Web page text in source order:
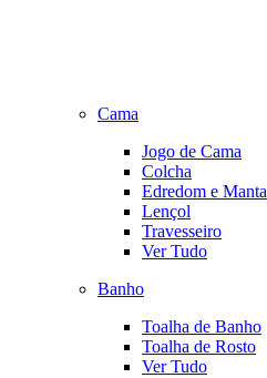
Cama
Jogo de Cama
Colcha
Edredom e Manta
Lençol
Travesseiro
Ver Tudo
Banho
Toalha de Banho
Toalha de Rosto
Ver Tudo